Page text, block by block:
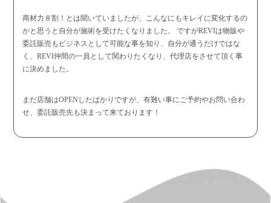
商材力８割！とは聞いていましたが、こんなにもキレイに変化するの
かと思うと自分が施術を受けたくなりました。 ですがREVIは物販や
委託販売もビジネスとして可能な事を知り、自分が通うだけではな
く、REVI仲間の一員として関わりたくなり、代理店をさせて頂く事
に決めました。
まだ店舗はOPENしたばかりですが、有難い事にご予約やお問い合わ
せ、委託販売先も決まって来ております！